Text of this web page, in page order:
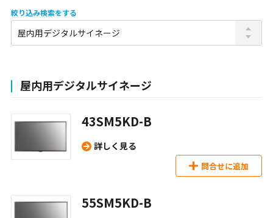
九州・沖縄（外部）
絞り込み検索をする
屋内用デジタルサイネージ
43SM5KD-B
詳しく見る
問合せに追加
55SM5KD-B